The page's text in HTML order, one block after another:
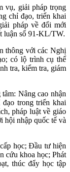
vụ, giải pháp trọng
chỉ đạo, triển khai
pháp về đổi mới
luận số 91-KL/TW.
thông với các Nghị
có lộ trình cụ thể
tra, kiểm tra, giám
Nâng cao nhận
trong triển khai
pháp luật về giáo
hội nhập quốc tế và
học; Đầu tư hiện
cứu khoa học; Phát
thúc đẩy học tập